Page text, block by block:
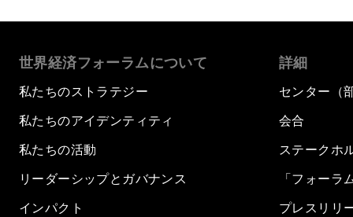
世界経済フォーラムについて
私たちのストラテジー
私たちのアイデンティティ
私たちの活動
リーダーシップとガバナンス
インパクト
詳細
センター（
会合
ステークホ
「フォーラ
プレスリリ